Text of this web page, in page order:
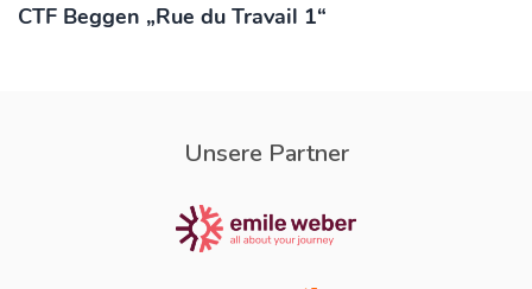
CTF Beggen „Rue du Travail 1“
Unsere Partner